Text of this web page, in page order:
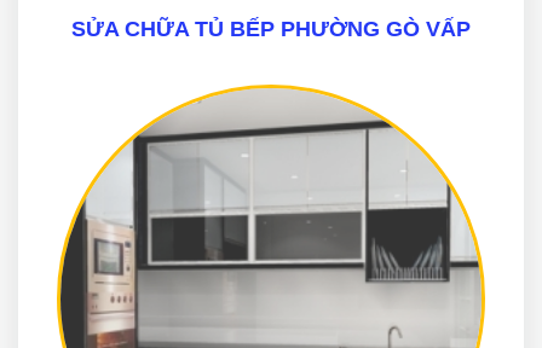
SỬA CHỮA TỦ BẾP PHƯỜNG GÒ VẤP